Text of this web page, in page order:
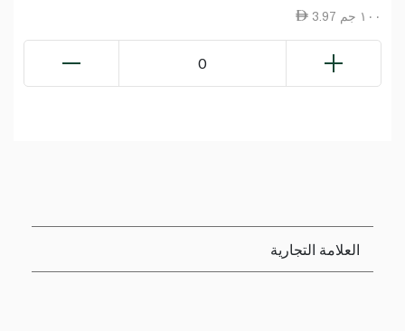
3.97 ١٠٠ جم
0
العلامة التجارية